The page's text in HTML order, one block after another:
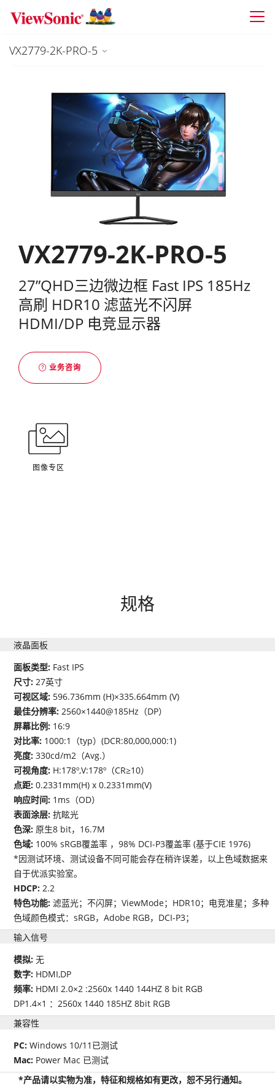
Skip to main content
VX2779-2K-PRO-5
VX2779-2K-PRO-5
27”QHD三边微边框 Fast IPS 185Hz
高刷 HDR10 滤蓝光不闪屏
HDMI/DP 电竞显示器
业务咨询
图像专区
规格
液晶面板
面板类型: Fast IPS
尺寸: 27英寸
可视区域: 596.736mm (H)×335.664mm (V)
最佳分辨率: 2560×1440@185Hz（DP）
屏幕比例: 16:9
对比率: 1000:1（typ）(DCR:80,000,000:1)
亮度:330cd/m2（Avg.）
可视角度: H:178º,V:178º（CR≥10）
点距:0.2331mm(H) x 0.2331mm(V)
响应时间: 1ms（OD）
表面涂层:抗眩光
色深: 原生8 bit，16.7M
色域: 100% sRGB覆盖率 ，98% DCI-P3覆盖率 (基于CIE 1976)
*因测试环境、测试设备不同可能会存在稍许误差，以上色域数据来
自于优派实验室。
HDCP: 2.2
特色功能:滤蓝光；不闪屏；ViewMode；HDR10；电竞准星；多种
色域颜色模式：sRGB，Adobe RGB，DCI-P3；
输入信号
模拟:无
数字: HDMI,DP
频率: HDMI 2.0×2 :2560x 1440 144HZ 8 bit RGB
DP1.4×1 ：2560x 1440 185HZ 8bit RGB
兼容性
PC:Windows 10/11已测试
Mac: Power Mac 已测试
*产品请以实物为准，特征和规格如有更改，恕不另行通知。